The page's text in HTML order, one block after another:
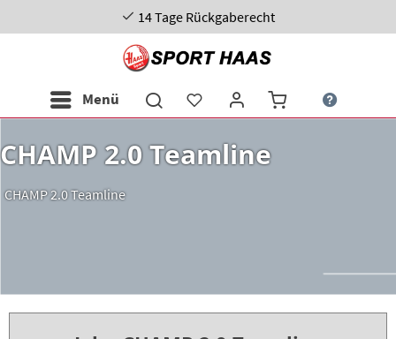
14 Tage Rückgaberecht
Menü
CHAMP 2.0 Teamline
CHAMP 2.0 Teamline